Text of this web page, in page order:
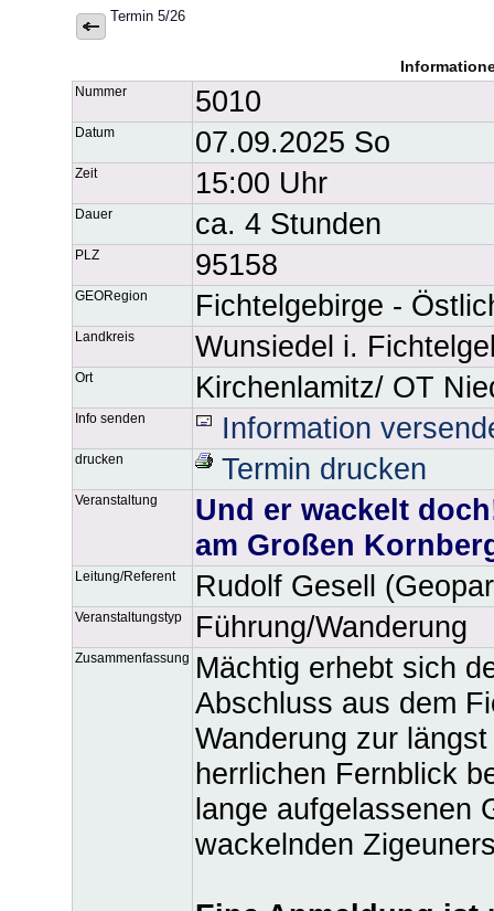
Termin 5/26
Nummer 5010
Datum 07.09.2025 So
Zeit 15:00 Uhr
Dauer ca. 4 Stunden
PLZ 95158
GEORegion Fichtelgebirge -
Landkreis Wunsiedel i.
Ort Kirchenlamitz/ OT
Info senden Information
drucken Termin drucken
Veranstaltung
Und er wackelt
am Großen
Leitung/Referent Rudolf Gesell
Veranstaltungstyp Führung/Wanderung
Zusammenfassung
Mächtig erhebt sich
Abschluss aus dem
Wanderung zur
herrlichen Fernblick
lange aufgelassenen
wackelnden